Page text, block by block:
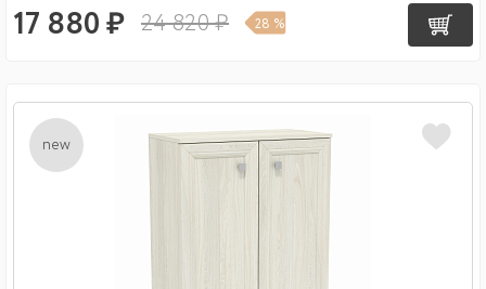
17 880 ₽ 24 820 ₽ 28 %
new